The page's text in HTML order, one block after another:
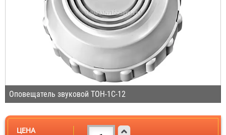
Оповещатель звуковой ТОН-1С-12
ЦЕНА